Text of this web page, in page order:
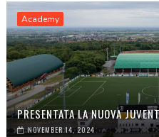
Academy
PRESENTATA LA NUOVA
NOVEMBER 14, 2024